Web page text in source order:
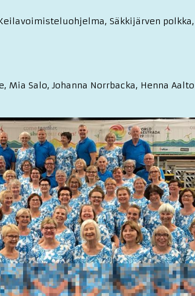
Säkkijärven polkka,
Salo, Johanna Norrbacka, Henna